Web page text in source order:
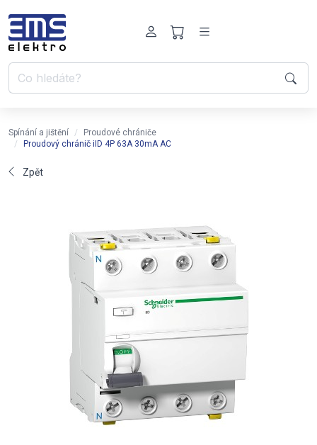
Spínání a jištění
Proudové chrániče
Proudový chránič iID 4P 63A 30mA AC
Zpět